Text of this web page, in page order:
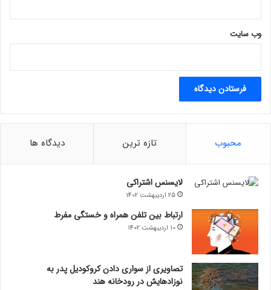
وب‌ سایت
محبوب تازه ترین دیدگاه ها
لایسنس اشتراکی
25 اردیبهشت 1402
ارتباط بین تلفن همراه و خستگی مفرط
10 اردیبهشت 1402
تصاویری از سواری دادن کروکودیل پدر به
نوزادهایش در رودخانه هند